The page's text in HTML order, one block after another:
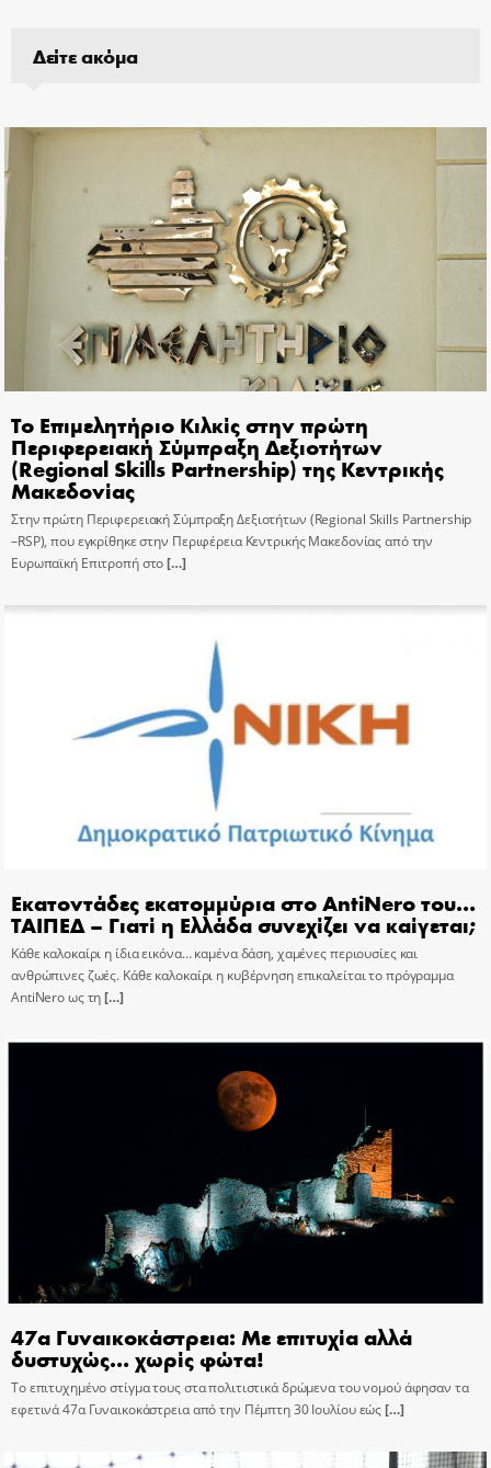
Δείτε ακόμα
Το Επιμελητήριο Κιλκίς στην πρώτη
Περιφερειακή Σύμπραξη Δεξιοτήτων
(Regional Skills Partnership) της Κεντρικής
Μακεδονίας
Στην πρώτη Περιφερειακή Σύμπραξη Δεξιοτήτων (Regional Skills Partnership
–RSP), που εγκρίθηκε στην Περιφέρεια Κεντρικής Μακεδονίας από την
Ευρωπαϊκή Επιτροπή στο[…]
Εκατοντάδες εκατομμύρια στο AntiNero του…
ΤΑΙΠΕΔ – Γιατί η Ελλάδα συνεχίζει να καίγεται;
Κάθε καλοκαίρι η ίδια εικόνα… καμένα δάση, χαμένες περιουσίες και
ανθρώπινες ζωές. Κάθε καλοκαίρι η κυβέρνηση επικαλείται το πρόγραμμα
AntiNero ως τη[…]
47α Γυναικοκάστρεια: Με επιτυχία αλλά
δυστυχώς… χωρίς φώτα!
Το επιτυχημένο στίγμα τους στα πολιτιστικά δρώμενα του νομού άφησαν τα
εφετινά 47α Γυναικοκάστρεια από την Πέμπτη 30 Ιουλίου εώς[…]